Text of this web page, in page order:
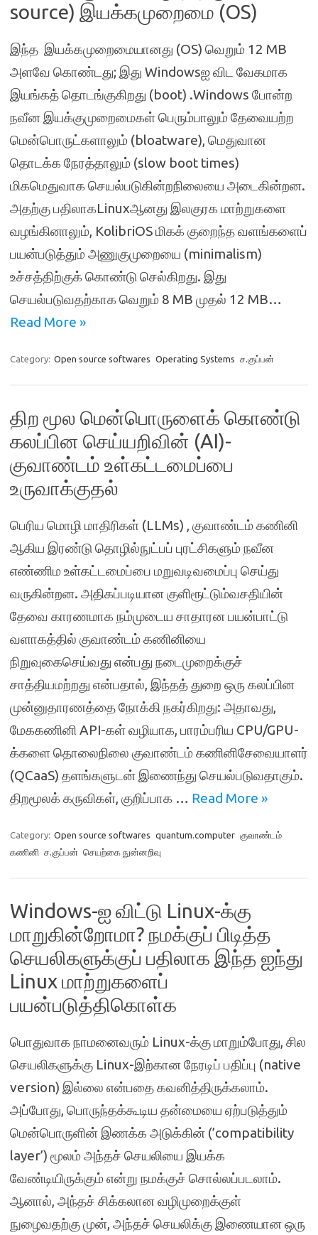
source) இயக்கமுறைமை (OS)
இந்த இயக்கமுறைமையானது (OS) வெறும் 12 MB
அளவே கொண்டது; இது Windowsஐ விட வேகமாக
இயங்கத் தொடங்குகிறது (boot) .Windows போன்ற
நவீன இயக்குமுறைமைகள் பெரும்பாலும் தேவையற்ற
மென்பொருட்களாலும் (bloatware), மெதுவான
தொடக்க நேரத்தாலும் (slow boot times)
மிகமெதுவாக செயல்படுகின்றநிலையை அடைகின்றன.
அதற்கு பதிலாகLinuxஆனது இலகுரக மாற்றுகளை
வழங்கினாலும், KolibriOS மிகக் குறைந்த வளங்களைப்
பயன்படுத்தும் அணுகுமுறையை (minimalism)
உச்சத்திற்குக் கொண்டு செல்கிறது. இது
செயல்படுவதற்காக வெறும் 8 MB முதல் 12 MB…
Read More »
Category: Open source softwares Operating Systems ச.குப்பன்
திற மூல மென்பொருளைக் கொண்டு
கலப்பின செய்யறிவின் (AI)-
குவாண்டம் உள்கட்டமைப்பை
உருவாக்குதல்
பெரிய மொழி மாதிரிகள் (LLMs) , குவாண்டம் கணினி
ஆகிய இரண்டு தொழில்நுட்பப் புரட்சிகளும் நவீன
எண்ணிம உள்கட்டமைப்பை மறுவடிவமைப்பு செய்து
வருகின்றன. அதிகப்படியான குளிரூட்டும்வசதியின்
தேவை காரணமாக நம்முடைய சாதாரன பயன்பாட்டு
வளாகத்தில் குவாண்டம் கணினியை
நிறுவுகைசெய்வது என்பது நடைமுறைக்குச்
சாத்தியமற்றது என்பதால், இந்தத் துறை ஒரு கலப்பின
முன்னுதாரணத்தை நோக்கி நகர்கிறது: அதாவது,
மேககணினி API-கள் வழியாக, பாரம்பரிய CPU/GPU-
க்களை தொலைநிலை குவாண்டம் கணினிசேவையாளர்
(QCaaS) தளங்களுடன் இணைந்து செயல்படுவதாகும்.
திறமூலக் கருவிகள், குறிப்பாக … Read More »
Category: Open source softwares quantum.computer குவாண்டம்
கணினி ச.குப்பன் செயற்கை நுன்னறிவு
Windows-ஐ விட்டு Linux-க்கு
மாறுகின்றோமா? நமக்குப் பிடித்த
செயலிகளுக்குப் பதிலாக இந்த ஐந்து
Linux மாற்றுகளைப்
பயன்படுத்திகொள்க
பொதுவாக நாமனைவரும் Linux-க்கு மாறும்போது, ​​சில
செயலிகளுக்கு Linux-இற்கான நேரடிப் பதிப்பு (native
version) இல்லை என்பதை கவனித்திருக்கலாம்.
அப்போது, பொருந்தக்கூடிய தன்மையை ஏற்படுத்தும்
மென்பொருளின் இணக்க அடுக்கின் (​​’compatibility
layer’) மூலம் அந்தச் செயலியை இயக்க
வேண்டியிருக்கும் என்று நமக்குச் சொல்லப்படலாம்.
ஆனால், அந்தச் சிக்கலான வழிமுறைக்குள்
நுழைவதற்கு முன், அந்தச் செயலிக்கு இணையான ஒரு